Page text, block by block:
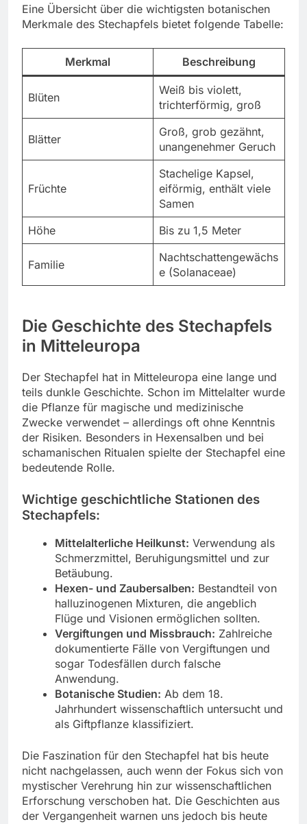
Eine Übersicht über die wichtigsten botanischen
Merkmale des Stechapfels bietet folgende Tabelle:
Merkmal Beschreibung
Blüten
Weiß bis violett,
trichterförmig, groß
Blätter
Groß, grob gezähnt,
unangenehmer Geruch
Früchte
Stachelige Kapsel,
eiförmig, enthält viele
Samen
Höhe
Bis zu 1,5 Meter
Familie
Nachtschattengewächs
e (Solanaceae)
Die Geschichte des Stechapfels
in Mitteleuropa
Der Stechapfel hat in Mitteleuropa eine lange und
teils dunkle Geschichte. Schon im Mittelalter wurde
die Pflanze für magische und medizinische
Zwecke verwendet – allerdings oft ohne Kenntnis
der Risiken. Besonders in Hexensalben und bei
schamanischen Ritualen spielte der Stechapfel eine
bedeutende Rolle.
Wichtige geschichtliche Stationen des
Stechapfels:
Mittelalterliche Heilkunst: Verwendung als
Schmerzmittel, Beruhigungsmittel und zur
Betäubung.
Hexen- und Zaubersalben: Bestandteil von
halluzinogenen Mixturen, die angeblich
Flüge und Visionen ermöglichen sollten.
Vergiftungen und Missbrauch: Zahlreiche
dokumentierte Fälle von Vergiftungen und
sogar Todesfällen durch falsche
Anwendung.
Botanische Studien: Ab dem 18.
Jahrhundert wissenschaftlich untersucht und
als Giftpflanze klassifiziert.
Die Faszination für den Stechapfel hat bis heute
nicht nachgelassen, auch wenn der Fokus sich von
mystischer Verehrung hin zur wissenschaftlichen
Erforschung verschoben hat. Die Geschichten aus
der Vergangenheit warnen uns jedoch bis heute